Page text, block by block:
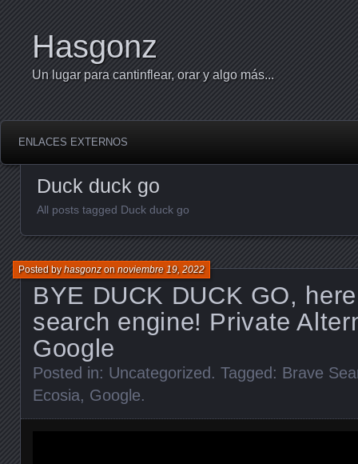
Hasgonz
Un lugar para cantinflear, orar y algo más...
ENLACES EXTERNOS
Duck duck go
All posts tagged Duck duck go
BYE DUCK DUCK GO,
search engine! Private
Google
Posted byhasgonzonnoviembre 19, 2022
Posted in: Uncategorized. Tagged: Brave
Ecosia, Google.